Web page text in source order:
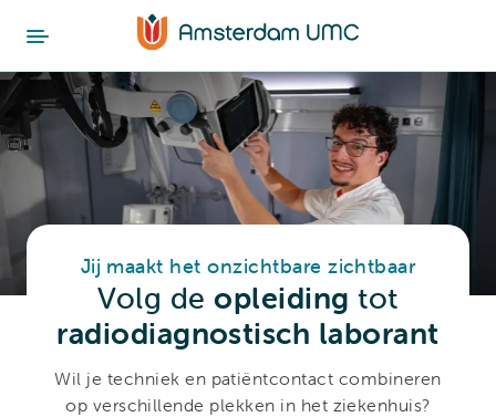
Volg deopleidingtot
radiodiagnostisch laborant
Jij maakt het onzichtbare zichtbaar
Wil je techniek en patiëntcontact combineren
op verschillende plekken in het ziekenhuis?